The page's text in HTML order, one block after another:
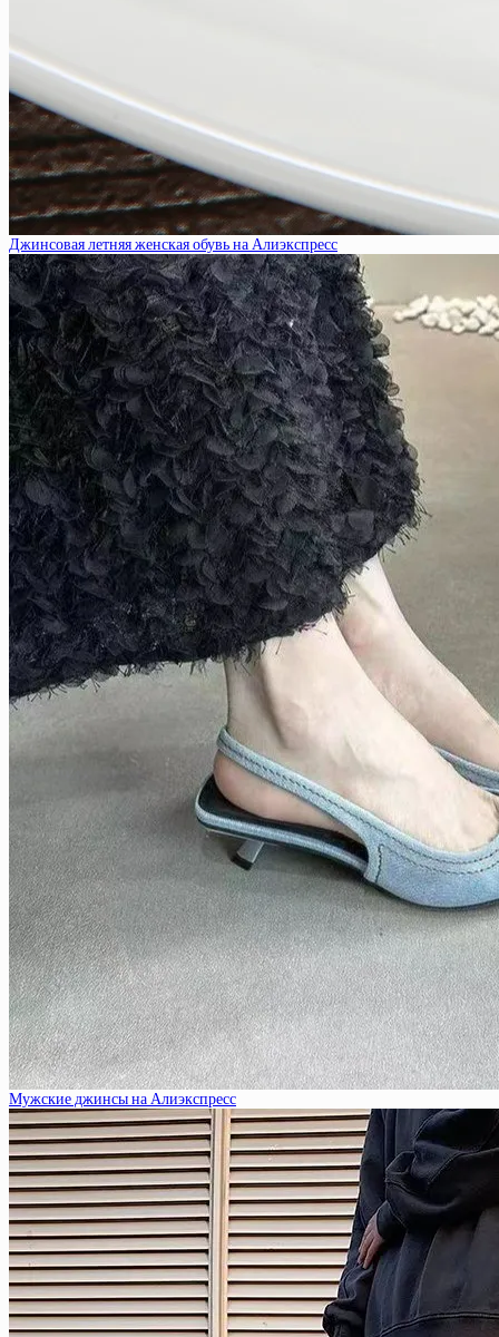
Джинсовая летняя женская обувь на Алиэкспресс
Мужские джинсы на Алиэкспресс